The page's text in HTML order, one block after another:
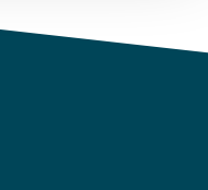
sitio web con
publicidad y análisis